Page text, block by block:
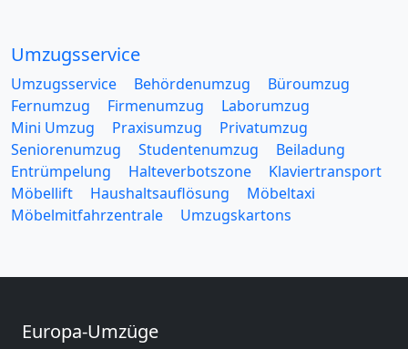
Umzugsservice
Umzugsservice Behördenumzug
Büroumzug
Fernumzug
Firmenumzug
Laborumzug
Mini Umzug
Praxisumzug
Privatumzug
Seniorenumzug
Studentenumzug
Beiladung
Entrümpelung
Halteverbotszone
Klaviertransport
Möbellift
Haushaltsauflösung
Möbeltaxi
Möbelmitfahrzentrale
Umzugskartons
Europa-Umzüge